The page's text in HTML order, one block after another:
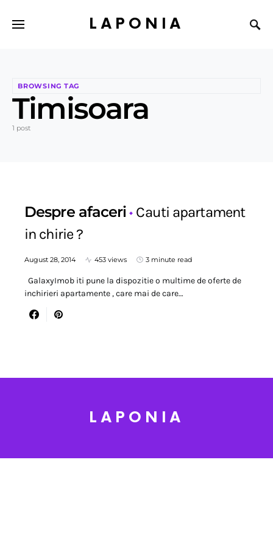
LAPONIA
BROWSING TAG
Timisoara
1 post
Despre afaceri
Cauti apartament
in chirie ?
August 28, 2014 453 views 3 minute read
GalaxyImob iti pune la dispozitie o multime de oferte de
inchirieri apartamente , care mai de care…
LAPONIA